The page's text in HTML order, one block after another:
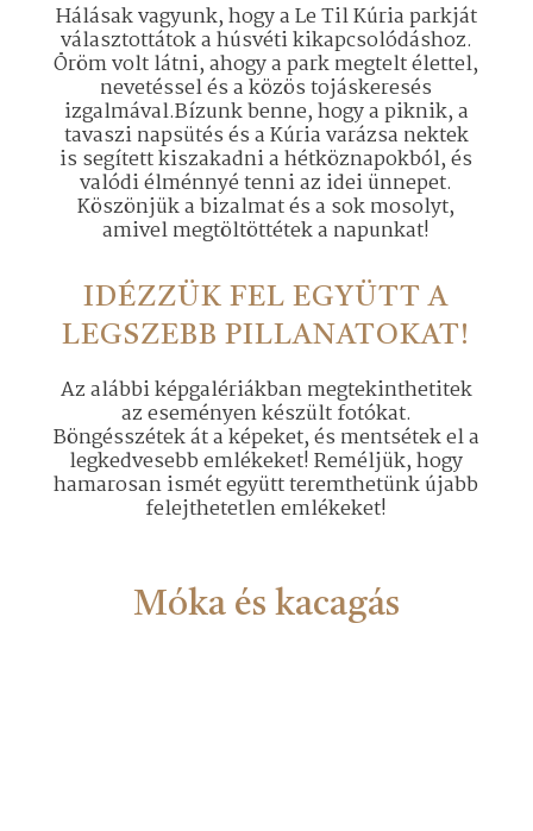
Hálásak vagyunk, hogy a Le Til Kúria parkját
választottátok a húsvéti kikapcsolódáshoz.
Öröm volt látni, ahogy a park megtelt élettel,
nevetéssel és a közös tojáskeresés
izgalmával.Bízunk benne, hogy a piknik, a
tavaszi napsütés és a Kúria varázsa nektek
is segített kiszakadni a hétköznapokból, és
valódi élménnyé tenni az idei ünnepet.
Köszönjük a bizalmat és a sok mosolyt,
amivel megtöltöttétek a napunkat!
IDÉZZÜK FEL EGYÜTT A
LEGSZEBB PILLANATOKAT!
Az alábbi képgalériákban megtekinthetitek
az eseményen készült fotókat.
Böngésszétek át a képeket, és mentsétek el a
legkedvesebb emlékeket! Reméljük, hogy
hamarosan ismét együtt teremthetünk újabb
felejthetetlen emlékeket!
Móka és kacagás